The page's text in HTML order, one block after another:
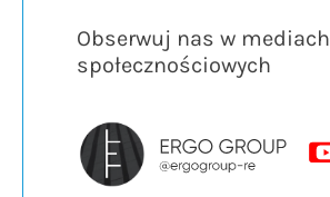
Obserwuj nas w mediach
społecznościowych